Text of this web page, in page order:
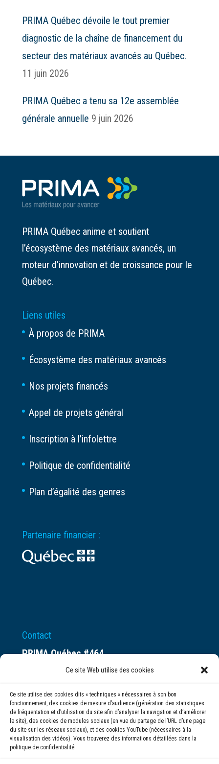
Ce site Web utilise des cookies
Ce site utilise des cookies dits « techniques » nécessaires à son bon
fonctionnement, des cookies de mesure d’audience (génération des statistiques
de fréquentation et d’utilisation du site afin d’analyser la navigation et d’améliorer
le site), des cookies de modules sociaux (en vue du partage de l’URL d’une page
du site sur les réseaux sociaux), et des cookies YouTube (nécessaires à la
visualisation des vidéos). Vous trouverez des informations détaillées dans la
politique de confidentialité.
PRIMA Québec dévoile le tout premier
diagnostic de la chaîne de financement du
secteur des matériaux avancés au Québec.
11 juin 2026
PRIMA Québec a tenu sa 12e assemblée
générale annuelle 9 juin 2026
PRIMA Québec anime et soutient
l’écosystème des matériaux avancés, un
moteur d’innovation et de croissance pour le
Québec.
Liens utiles
À propos de PRIMA
Écosystème des matériaux avancés
Nos projets financés
Appel de projets général
Inscription à l’infolettre
Politique de confidentialité
Plan d’égalité des genres
Partenaire financier :
Contact
PRIMA Québec #464
Espace ax.c
Montréal (QC) H3C 0B4
(514) 284-0211